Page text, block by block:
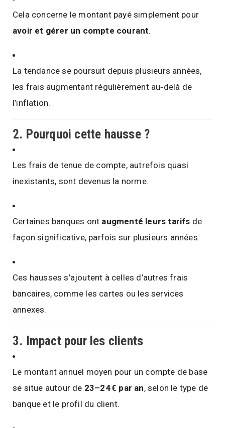
Cela concerne le montant payé simplement pour
avoir et gérer un compte courant.
La tendance se poursuit depuis plusieurs années,
les frais augmentant régulièrement au‑delà de
l’inflation.
2. Pourquoi cette hausse ?
Les frais de tenue de compte, autrefois quasi
inexistants, sont devenus la norme.
Certaines banques ont augmenté leurs tarifs de
façon significative, parfois sur plusieurs années.
Ces hausses s’ajoutent à celles d’autres frais
bancaires, comme les cartes ou les services
annexes.
3. Impact pour les clients
Le montant annuel moyen pour un compte de base
se situe autour de 23–24 € par an, selon le type de
banque et le profil du client.